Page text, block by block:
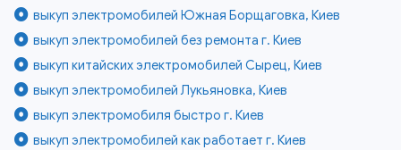
выкуп электромобилей Южная Борщаговка, Киев
выкуп электромобилей без ремонта г. Киев
выкуп китайских электромобилей Сырец, Киев
выкуп электромобилей Лукьяновка, Киев
выкуп электромобиля быстро г. Киев
выкуп электромобилей как работает г. Киев